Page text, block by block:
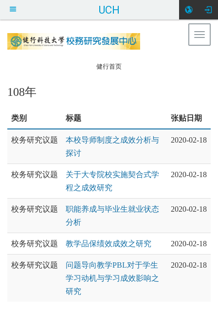
UCH
健行科大校务研
健行首页
108年
类别 标题 张贴日期
校务研究议题
本校导师制度之成效分析与
探讨
2020-02-18
校务研究议题
关于大专院校实施契合式学
程之成效研究
2020-02-18
校务研究议题
职能养成与毕业生就业状态
分析
2020-02-18
校务研究议题 教学品保绩效成效之研究 2020-02-18
校务研究议题
问题导向教学PBL对于学生
学习动机与学习成效影响之
研究
2020-02-18